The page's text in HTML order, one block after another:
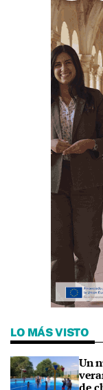
LO MÁS VISTO
Un